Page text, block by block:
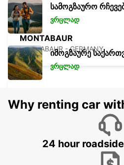
MONTABAUR
MONTABAUR - GERMANY
MARBURG
სამოგზაურო
ვრცლად
იმოგზაურე
ვრცლად
Why renting car
24 hour